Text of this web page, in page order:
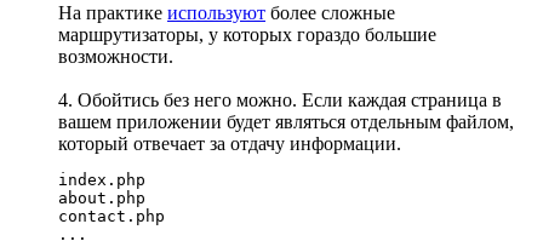
На практике используют более сложные
маршрутизаторы, у которых гораздо большие
возможности.
4. Обойтись без него можно. Если каждая страница в
вашем приложении будет являться отдельным файлом,
который отвечает за отдачу информации.
index.php
about.php
contact.php
...